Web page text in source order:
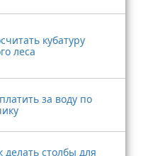
кубатуру
леса
за воду по
делать столбы для